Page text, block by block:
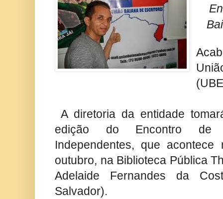
A diretoria da entidade
edição do Encontro de
Independentes, que
outubro, na Biblioteca Pública
Adelaide Fernandes da
Salvador).